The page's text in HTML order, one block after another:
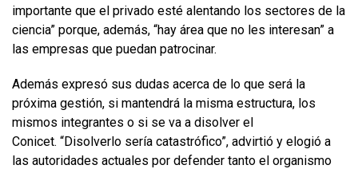
importante que el privado esté alentando los sectores de la
ciencia” porque, además, “hay área que no les interesan” a
las empresas que puedan patrocinar.
Además expresó sus dudas acerca de lo que será la
próxima gestión, si mantendrá la misma estructura, los
mismos integrantes o si se va a disolver el
Conicet. “Disolverlo sería catastrófico”, advirtió y elogió a
las autoridades actuales por defender tanto el organismo